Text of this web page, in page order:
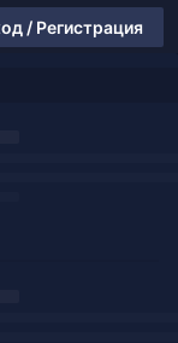
/ Регистрация